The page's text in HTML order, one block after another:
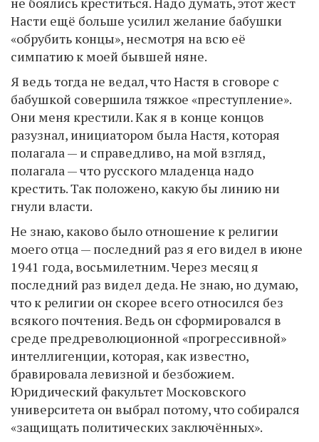
Насти ещё больше усилил желание бабушки
«обрубить концы», несмотря на всю её
симпатию к моей бывшей няне.
Я ведь тогда не ведал, что Настя в сговоре с
бабушкой совершила тяжкое «преступление».
Они меня крестили. Как я в конце концов
разузнал, инициатором была Настя, которая
полагала — и справедливо, на мой взгляд,
полагала — что русского младенца надо
крестить. Так положено, какую бы линию ни
гнули власти.
Не знаю, каково было отношение к религии
моего отца — последний раз я его видел в июне
1941 года, восьмилетним. Через месяц я
последний раз видел деда. Не знаю, но думаю,
что к религии он скорее всего относился без
всякого почтения. Ведь он сформировался в
среде предреволюционной «прогрессивной»
интеллигенции, которая, как известно,
бравировала левизной и безбожием.
Юридический факультет Московского
университета он выбрал потому, что собирался
«защищать политических заключённых».